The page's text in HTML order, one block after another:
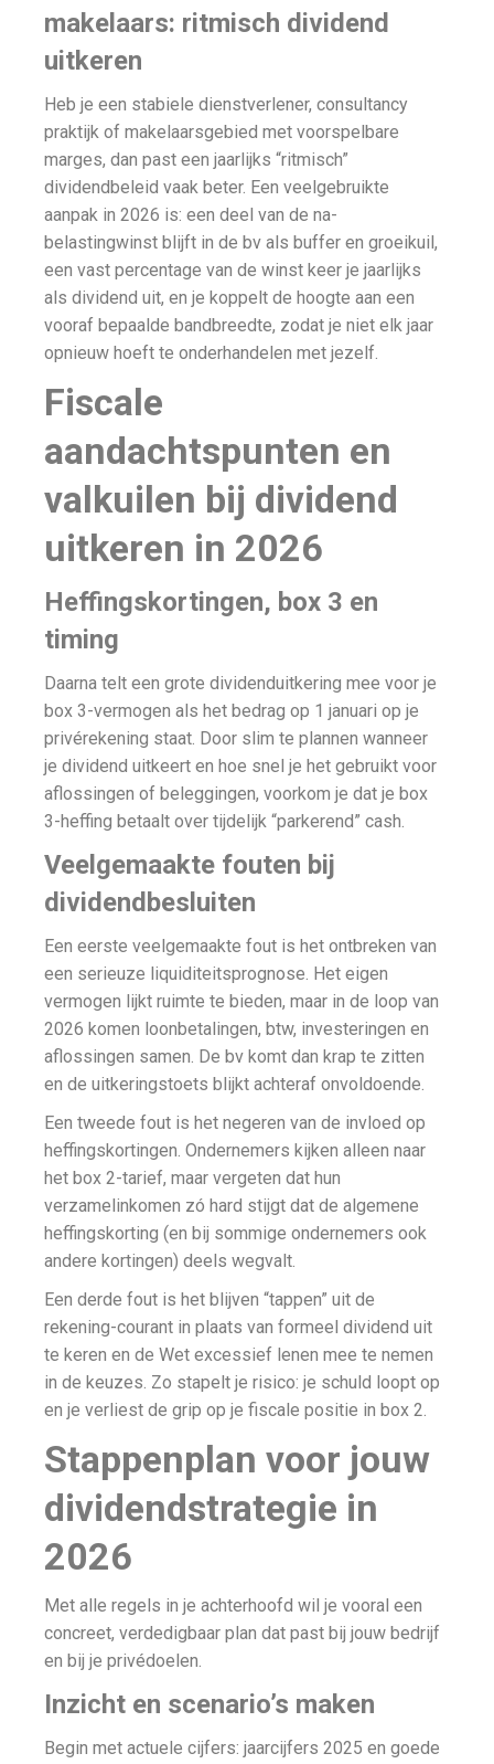
makelaars: ritmisch dividend
uitkeren
Heb je een stabiele dienstverlener, consultancy
praktijk of makelaarsgebied met voorspelbare
marges, dan past een jaarlijks “ritmisch”
dividendbeleid vaak beter. Een veelgebruikte
aanpak in 2026 is: een deel van de na-
belastingwinst blijft in de bv als buffer en groeikuil,
een vast percentage van de winst keer je jaarlijks
als dividend uit, en je koppelt de hoogte aan een
vooraf bepaalde bandbreedte, zodat je niet elk jaar
opnieuw hoeft te onderhandelen met jezelf.
Fiscale
aandachtspunten en
valkuilen bij dividend
uitkeren in 2026
Heffingskortingen, box 3 en
timing
Daarna telt een grote dividenduitkering mee voor je
box 3-vermogen als het bedrag op 1 januari op je
privérekening staat. Door slim te plannen wanneer
je dividend uitkeert en hoe snel je het gebruikt voor
aflossingen of beleggingen, voorkom je dat je box
3-heffing betaalt over tijdelijk “parkerend” cash.
Veelgemaakte fouten bij
dividendbesluiten
Een eerste veelgemaakte fout is het ontbreken van
een serieuze liquiditeitsprognose. Het eigen
vermogen lijkt ruimte te bieden, maar in de loop van
2026 komen loonbetalingen, btw, investeringen en
aflossingen samen. De bv komt dan krap te zitten
en de uitkeringstoets blijkt achteraf onvoldoende.
Een tweede fout is het negeren van de invloed op
heffingskortingen. Ondernemers kijken alleen naar
het box 2-tarief, maar vergeten dat hun
verzamelinkomen zó hard stijgt dat de algemene
heffingskorting (en bij sommige ondernemers ook
andere kortingen) deels wegvalt.
Een derde fout is het blijven “tappen” uit de
rekening-courant in plaats van formeel dividend uit
te keren en de Wet excessief lenen mee te nemen
in de keuzes. Zo stapelt je risico: je schuld loopt op
en je verliest de grip op je fiscale positie in box 2.
Stappenplan voor jouw
dividendstrategie in
2026
Met alle regels in je achterhoofd wil je vooral een
concreet, verdedigbaar plan dat past bij jouw bedrijf
en bij je privédoelen.
Inzicht en scenario’s maken
Begin met actuele cijfers: jaarcijfers 2025 en goede